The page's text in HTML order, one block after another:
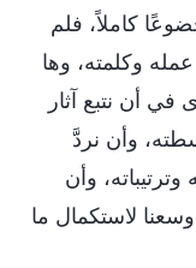
كاملاً، فلم
وكلمته، وها
أن نتبع آثار
وأن نردَّ
وأن
لاستكمال ما